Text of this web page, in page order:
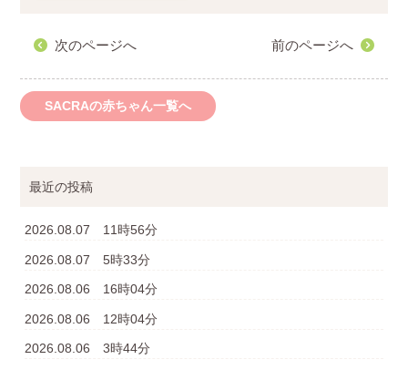
次のページへ 前のページへ
SACRAの赤ちゃん一覧へ
最近の投稿
2026.08.07 11時56分
2026.08.07 5時33分
2026.08.06 16時04分
2026.08.06 12時04分
2026.08.06 3時44分